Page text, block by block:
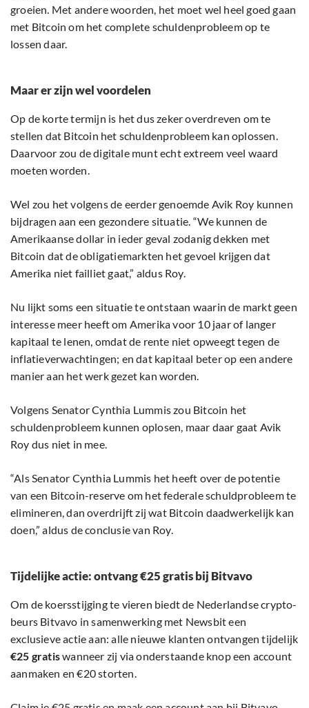
groeien. Met andere woorden, het moet wel heel goed gaan
met Bitcoin om het complete schuldenprobleem op te
lossen daar.
Maar er zijn wel voordelen
Op de korte termijn is het dus zeker overdreven om te
stellen dat Bitcoin het schuldenprobleem kan oplossen.
Daarvoor zou de digitale munt echt extreem veel waard
moeten worden.
Wel zou het volgens de eerder genoemde Avik Roy kunnen
bijdragen aan een gezondere situatie. “We kunnen de
Amerikaanse dollar in ieder geval zodanig dekken met
Bitcoin dat de obligatiemarkten het gevoel krijgen dat
Amerika niet failliet gaat,” aldus Roy.
Nu lijkt soms een situatie te ontstaan waarin de markt geen
interesse meer heeft om Amerika voor 10 jaar of langer
kapitaal te lenen, omdat de rente niet opweegt tegen de
inflatieverwachtingen; en dat kapitaal beter op een andere
manier aan het werk gezet kan worden.
Volgens Senator Cynthia Lummis zou Bitcoin het
schuldenprobleem kunnen oplosen, maar daar gaat Avik
Roy dus niet in mee.
“Als Senator Cynthia Lummis het heeft over de potentie
van een Bitcoin-reserve om het federale schuldprobleem te
elimineren, dan overdrijft zij wat Bitcoin daadwerkelijk kan
doen,” aldus de conclusie van Roy.
Tijdelijke actie: ontvang €25 gratis bij Bitvavo
Om de koersstijging te vieren biedt de Nederlandse crypto-
beurs Bitvavo in samenwerking met Newsbit een
exclusieve actie aan: alle nieuwe klanten ontvangen tijdelijk
€25 gratiswanneer zij via onderstaande knop een account
aanmaken en €20 storten.